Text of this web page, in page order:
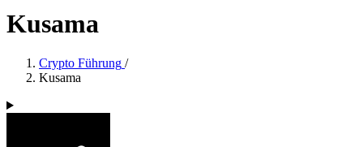
Kusama
Crypto Führung /
Kusama